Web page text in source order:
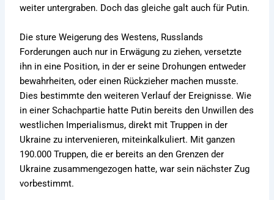
weiter untergraben. Doch das gleiche galt auch für Putin.
Die sture Weigerung des Westens, Russlands
Forderungen auch nur in Erwägung zu ziehen, versetzte
ihn in eine Position, in der er seine Drohungen entweder
bewahrheiten, oder einen Rückzieher machen musste.
Dies bestimmte den weiteren Verlauf der Ereignisse. Wie
in einer Schachpartie hatte Putin bereits den Unwillen des
westlichen Imperialismus, direkt mit Truppen in der
Ukraine zu intervenieren, miteinkalkuliert. Mit ganzen
190.000 Truppen, die er bereits an den Grenzen der
Ukraine zusammengezogen hatte, war sein nächster Zug
vorbestimmt.